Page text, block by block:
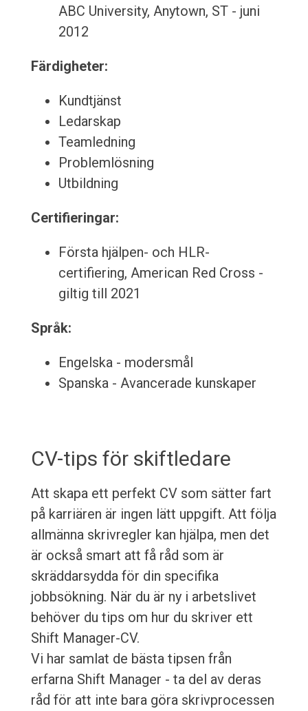
ABC University, Anytown, ST - juni
2012
Färdigheter:
Kundtjänst
Ledarskap
Teamledning
Problemlösning
Utbildning
Certifieringar:
Första hjälpen- och HLR-
certifiering, American Red Cross -
giltig till 2021
Språk:
Engelska - modersmål
Spanska - Avancerade kunskaper
CV-tips för skiftledare
Att skapa ett perfekt CV som sätter fart
på karriären är ingen lätt uppgift. Att följa
allmänna skrivregler kan hjälpa, men det
är också smart att få råd som är
skräddarsydda för din specifika
jobbsökning. När du är ny i arbetslivet
behöver du tips om hur du skriver ett
Shift Manager-CV.
Vi har samlat de bästa tipsen från
erfarna Shift Manager - ta del av deras
råd för att inte bara göra skrivprocessen